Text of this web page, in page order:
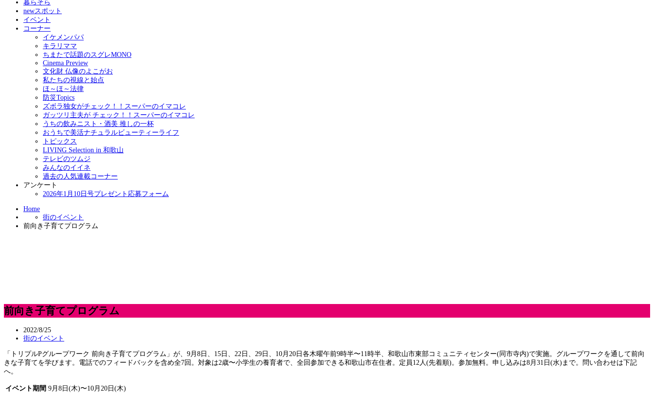
暮らそら
newスポット
イベント
コーナー
イケメンパパ
キラリママ
ちまたで話題のスグレMONO
Cinema Preview
文化財 仏像のよこがお
私たちの視線と始点
ほ～ほ～法律
防災Topics
ズボラ独女がチェック！！スーパーのイマコレ
ガッツリ主夫が チェック！！スーパーのイマコレ
うちの飲みニスト・酒美 推しの一杯
おうちで美活ナチュラルビューティーライフ
トピックス
LIVING Selection in 和歌山
テレビのツムジ
みんなのイイネ
過去の人気連載コーナー
アンケート
2026年1月10日号プレゼント応募フォーム
Home
街のイベント
前向き子育てプログラム
前向き子育てプログラム
2022/8/25
街のイベント
「トリプルPグループワーク 前向き子育てプログラム」が、9月8日、15日、22日、29日、10月20日各木曜午前9時半〜11時半、和歌山市東部コミュニティセンター(同市寺内)で実施。グループワークを通して前向
きな子育てを学びます。電話でのフィードバックを含め全7回。対象は2歳〜小学生の養育者で、全回参加できる和歌山市在住者。定員12人(先着順)。参加無料。申し込みは8月31日(水)まで。問い合わせは下記
へ。
イベント期間 9月8日(木)〜10月20日(木)